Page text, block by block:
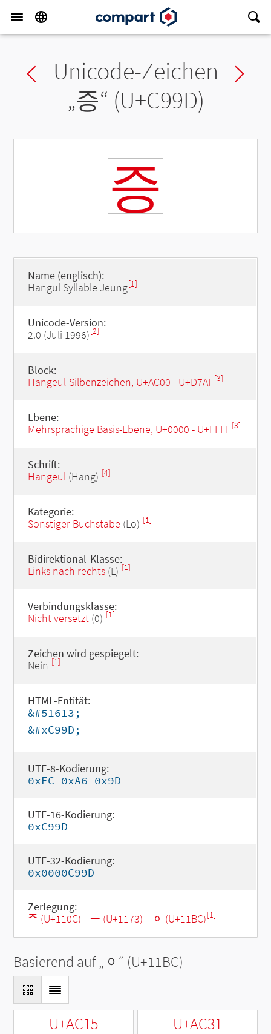
Previous char
Unicode-Zeichen
„증“ (U+C99D)
증
Name (englisch):
Hangul Syllable Jeung[1]
Unicode-Version:
2.0 (Juli 1996)[2]
Block:
Hangeul-Silbenzeichen, U+AC00 - U+D7AF[3]
Ebene:
Mehrsprachige Basis-Ebene, U+0000 - U+FFFF[3]
Schrift:
Hangeul(Hang) [4]
Kategorie:
Sonstiger Buchstabe (Lo) [1]
Bidirektional-Klasse:
Links nach rechts(L) [1]
Verbindungsklasse:
Nicht versetzt(0) [1]
Zeichen wird gespiegelt:
Nein [1]
HTML-Entität:
&#51613;
&#xC99D;
UTF-8-Kodierung:
0xEC 0xA6 0x9D
UTF-16-Kodierung:
0xC99D
UTF-32-Kodierung:
0x0000C99D
Zerlegung:
ᄌ (U+110C) - ᅳ (U+1173) - ᆼ (U+11BC)[1]
Basierend auf „ ᆼ “ (U+11BC)
U+AC15 U+AC31